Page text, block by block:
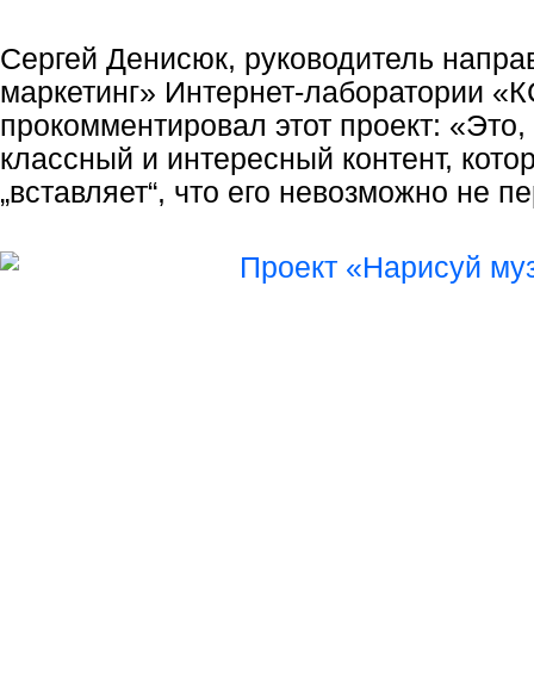
Сергей Денисюк, руководитель
маркетинг» Интернет-лаборатории
прокомментировал этот проект:
классный и интересный контент,
„вставляет“, что его невозможно не